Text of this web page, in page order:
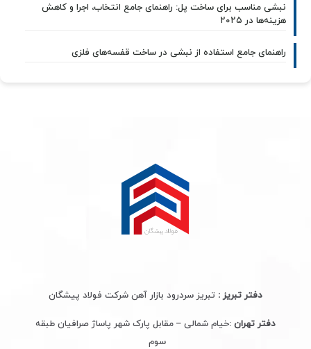
نبشی مناسب برای ساخت پل: راهنمای جامع انتخاب، اجرا و کاهش
هزینه‌ها در ۲۰۲۵
راهنمای جامع استفاده از نبشی در ساخت قفسه‌های فلزی
دفتر تبریز : تبریز سردرود بازار آهن شرکت فولاد پیشگان
دفتر تهران :خیام شمالی – مقابل پارک شهر پاساژ صرافیان طبقه
سوم